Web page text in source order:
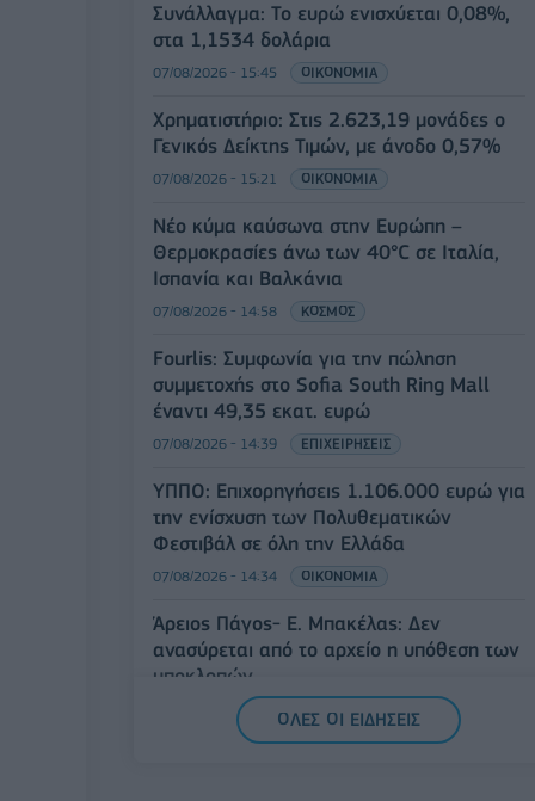
Συνάλλαγμα: Το ευρώ ενισχύεται 0,08%,
στα 1,1534 δολάρια
07/08/2026 - 15:45 ΟΙΚΟΝΟΜΙΑ
Χρηματιστήριο: Στις 2.623,19 μονάδες ο
Γενικός Δείκτης Τιμών, με άνοδο 0,57%
07/08/2026 - 15:21 ΟΙΚΟΝΟΜΙΑ
Νέο κύμα καύσωνα στην Ευρώπη –
Θερμοκρασίες άνω των 40°C σε Ιταλία,
Ισπανία και Βαλκάνια
07/08/2026 - 14:58 ΚΟΣΜΟΣ
Fourlis: Συμφωνία για την πώληση
συμμετοχής στο Sofia South Ring Mall
έναντι 49,35 εκατ. ευρώ
07/08/2026 - 14:39 ΕΠΙΧΕΙΡΗΣΕΙΣ
ΥΠΠΟ: Επιχορηγήσεις 1.106.000 ευρώ για
την ενίσχυση των Πολυθεματικών
Φεστιβάλ σε όλη την Ελλάδα
07/08/2026 - 14:34 ΟΙΚΟΝΟΜΙΑ
Άρειος Πάγος- Ε. Μπακέλας: Δεν
ανασύρεται από το αρχείο η υπόθεση των
υποκλοπών
07/08/2026 - 14:11 ΕΛΛΑΔΑ
ΟΛΕΣ ΟΙ ΕΙΔΗΣΕΙΣ